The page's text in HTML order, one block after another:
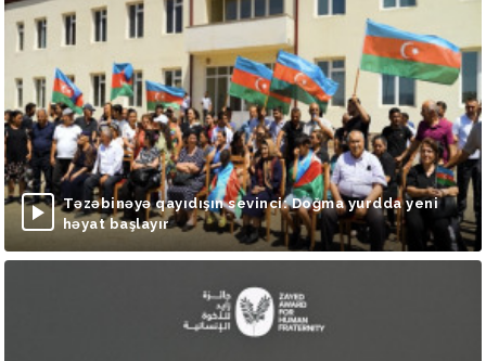
Təzəbinəyə qayıdışın sevinci: Doğma yurdda yeni
həyat başlayır